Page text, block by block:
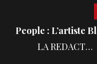
People : L’artiste
LA REDACTION